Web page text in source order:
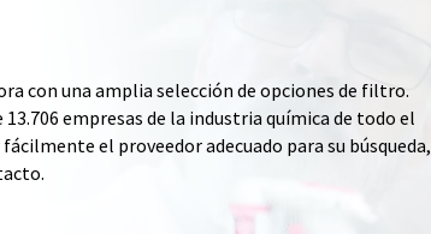
con una amplia selección de opciones de filtro.
empresas de la industria química de todo el
el proveedor adecuado para su búsqueda,